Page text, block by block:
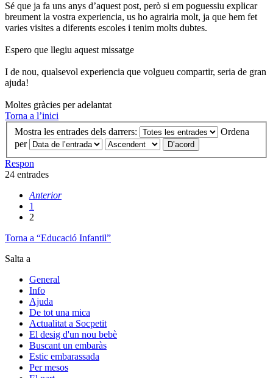
Sé que ja fa uns anys d’aquest post, però si em poguessiu explicar
breument la vostra experiencia, us ho agrairia molt, ja que hem fet
varies visites a diferents escoles i tenim molts dubtes.
Espero que llegiu aquest missatge
I de nou, qualsevol experiencia que volgueu compartir, seria de gran
ajuda!
Moltes gràcies per adelantat
Torna a l’inici
Mostra les entrades dels darrers:
Ordena
per
Respon
24 entrades
Anterior
1
2
Torna a “Educació Infantil”
Salta a
General
Info
Ajuda
De tot una mica
Actualitat a Socpetit
El desig d'un nou bebè
Buscant un embaràs
Estic embarassada
Per mesos